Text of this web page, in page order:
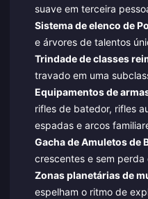
suave em terceira
Sistema de elenco de
e árvores de talentos
Trindade de classes
travado em uma
Equipamentos de
rifles de batedor, rifles
espadas e arcos
Gacha de Amuletos de
crescentes e sem
Zonas planetárias de
espelham o ritmo de